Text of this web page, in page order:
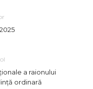
a raionului
ordinară